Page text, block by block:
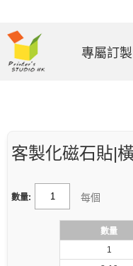
客製化磁石貼|
數量: 每個
數量
1
專屬訂製